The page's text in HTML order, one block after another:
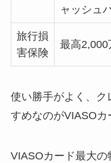
ャッシュ
旅行損
害保険
最高2,000
使い勝手がよく、ク
すめなのがVIASOカ
VIASOカード最大